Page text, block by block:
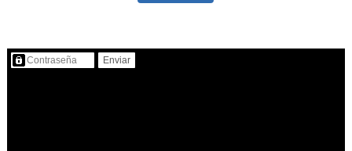
Contenido protegido…